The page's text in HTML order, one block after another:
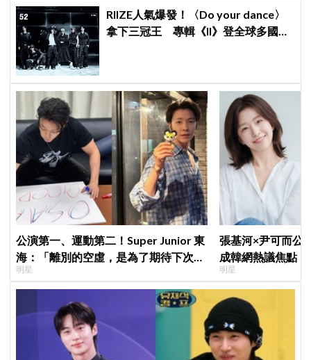
RIIZE人氣爆發！〈Do your dance〉
拿下三冠王 專輯《II》登全球多國排
公演第一、運動第二！Super Junior 東
海：「離別的空虛，是為了期待下次再
見」
明星
張基河×尹可而公
成韓網熱議焦點
媽僅差5歲」
明星